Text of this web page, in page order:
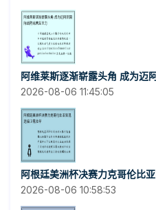
阿维莱斯逐渐崭露头角 成为迈
2026-08-06 11:45:05
阿根廷美洲杯决赛力克哥伦比
2026-08-06 10:58:53